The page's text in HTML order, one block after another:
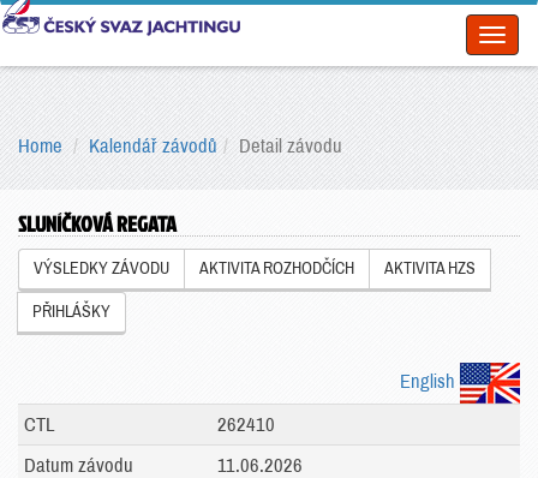
Home Kalendář závodů Detail závodu
SLUNÍČKOVÁ REGATA
VÝSLEDKY ZÁVODU AKTIVITA ROZHODČÍCH AKTIVITA HZS
PŘIHLÁŠKY
English
CTL
262410
Datum závodu
11.06.2026